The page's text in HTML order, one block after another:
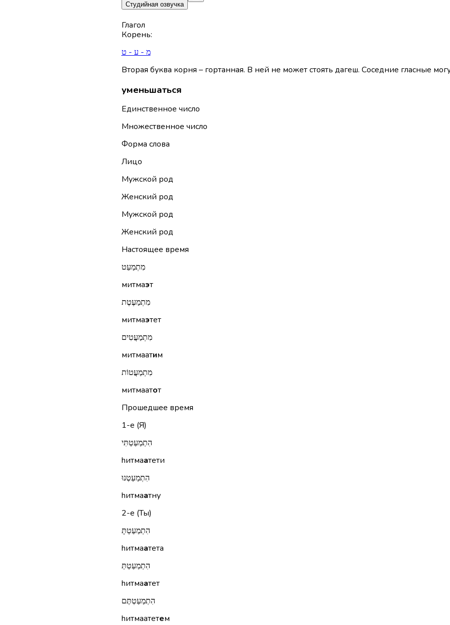
Студийная озвучка
Глагол
Корень:
מ - ע - ט
Вторая буква корня – гортанная. В ней не может стоять дагеш. Соседние гласные
уменьшаться
Единственное число
Множественное число
Форма слова
Лицо
Мужской род
Женский род
Мужской род
Женский род
Настоящее время
מִתְמַעֵט
митмаэт
מִתְמַעֶטֶת
митмаэтет
מִתְמַעֲטִים
митмаатим
מִתְמַעֲטוֹת
митмаатот
Прошедшее время
1-е (Я)
הִתְמַעַטְתִּי
hитмаатети
הִתְמַעַטְנוּ
hитмаатну
2-е (Ты)
הִתְמַעַטְתָּ
hитмаатета
הִתְמַעַטְתְּ
hитмаатет
הִתְמַעַטְתֶּם
hитмаатетем